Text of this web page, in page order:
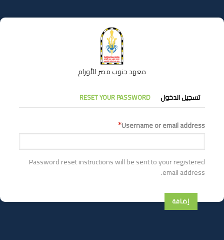
إلى
المحتوى
معهد جنوب مصر للأورام
التبويبات
الأساسية
تسجيل الدخول RESET YOUR PASSWORD
Username or email address
Password reset instructions will be sent to your registered
email address.